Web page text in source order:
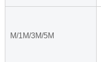
M/1M/3M/5M